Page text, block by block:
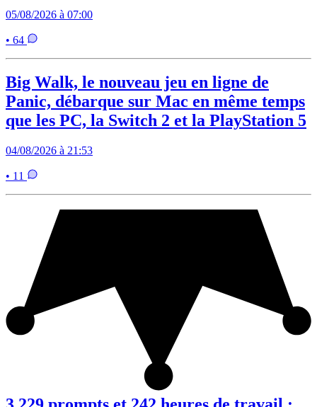
05/08/2026 à 07:00
• 64
Big Walk, le nouveau jeu en ligne de
Panic, débarque sur Mac en même temps
que les PC, la Switch 2 et la PlayStation 5
04/08/2026 à 21:53
• 11